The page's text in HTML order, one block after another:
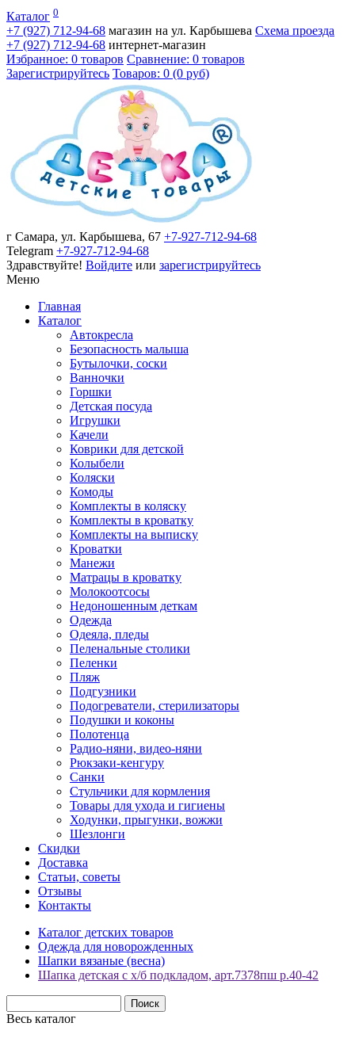
Каталог 0
+7 (927) 712-94-68 магазин на ул. Карбышева Схема проезда
+7 (927) 712-94-68 интернет-магазин
Избранное: 0 товаров Сравнение: 0 товаров
Зарегистрируйтесь Товаров: 0 (0 руб)
г Самара, ул. Карбышева, 67 +7-927-712-94-68
Telegram +7-927-712-94-68
Здравствуйте! Войдите или зарегистрируйтесь
Меню
Главная
Каталог
Автокресла
Безопасность малыша
Бутылочки, соски
Ванночки
Горшки
Детская посуда
Игрушки
Качели
Коврики для детской
Колыбели
Коляски
Комоды
Комплекты в коляску
Комплекты в кроватку
Комплекты на выписку
Кроватки
Манежи
Матрацы в кроватку
Молокоотсосы
Недоношенным деткам
Одежда
Одеяла, пледы
Пеленальные столики
Пеленки
Пляж
Подгузники
Подогреватели, стерилизаторы
Подушки и коконы
Полотенца
Радио-няни, видео-няни
Рюкзаки-кенгуру
Санки
Стульчики для кормления
Товары для ухода и гигиены
Ходунки, прыгунки, вожжи
Шезлонги
Скидки
Доставка
Статьи, советы
Отзывы
Контакты
Каталог детских товаров
Одежда для новорожденных
Шапки вязаные (весна)
Шапка детская с х/б подкладом, арт.7378пш р.40-42
Весь каталог